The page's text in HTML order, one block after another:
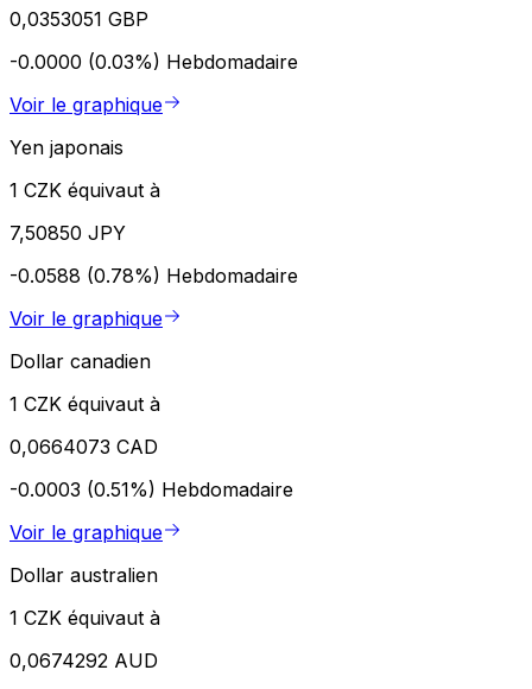
0,0353051 GBP
-0.0000 (0.03%) Hebdomadaire
Voir le graphique
Yen japonais
1 CZK équivaut à
7,50850 JPY
-0.0588 (0.78%) Hebdomadaire
Voir le graphique
Dollar canadien
1 CZK équivaut à
0,0664073 CAD
-0.0003 (0.51%) Hebdomadaire
Voir le graphique
Dollar australien
1 CZK équivaut à
0,0674292 AUD